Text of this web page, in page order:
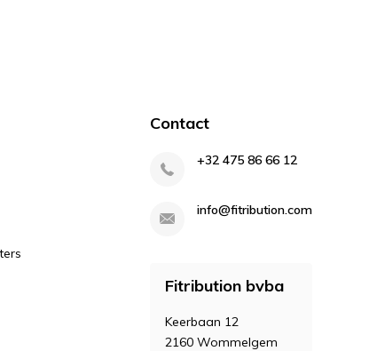
Contact
+32 475 86 66 12
info@fitribution.com
Fitribution bvba
Keerbaan 12
2160 Wommelgem